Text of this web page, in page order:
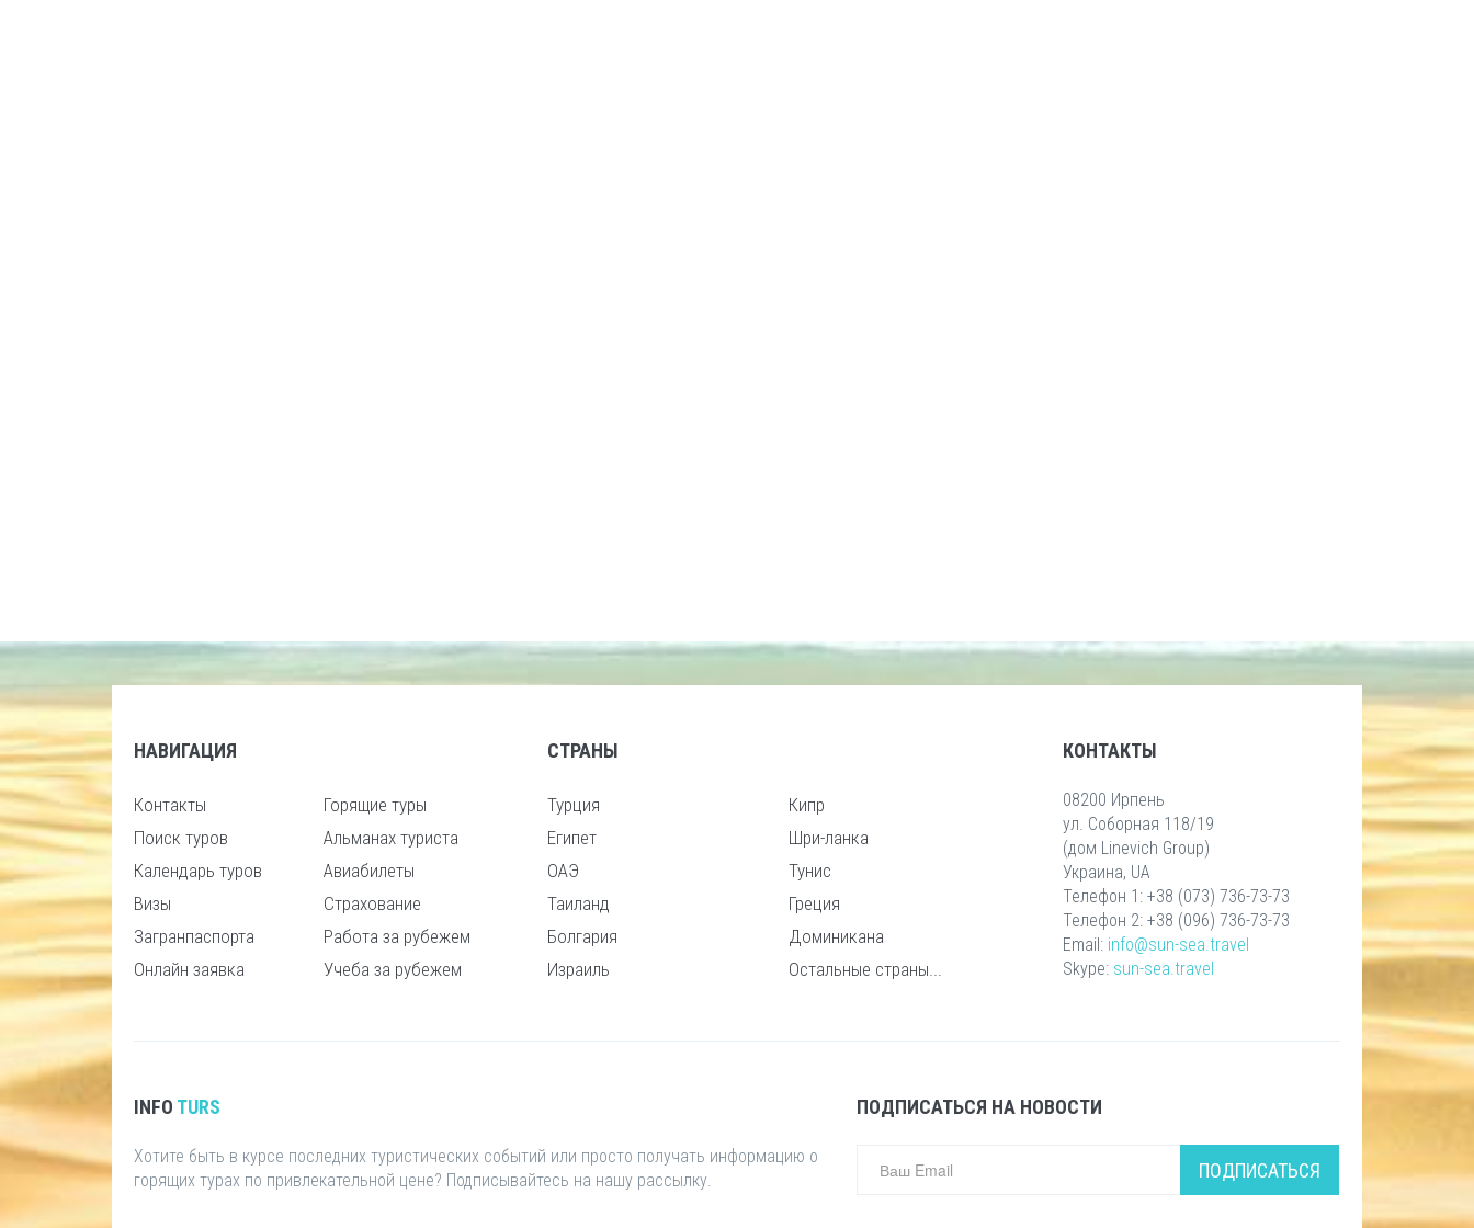
НАВИГАЦИЯ
Контакты
Поиск туров
Календарь туров
Визы
Загранпаспорта
Онлайн заявка
Горящие туры
Альманах туриста
Авиабилеты
Страхование
Работа за рубежем
Учеба за рубежем
СТРАНЫ
Турция
Египет
ОАЭ
Таиланд
Болгария
Израиль
Кипр
Шри-ланка
Тунис
Греция
Доминикана
Остальные страны...
КОНТАКТЫ
08200 Ирпень
ул. Соборная 118/19
(дом Linevich Group)
Украина, UA
Телефон 1: +38 (073) 736-73-73
Телефон 2: +38 (096) 736-73-73
Email: info@sun-sea.travel
Skype: sun-sea.travel
INFO TURS
Хотите быть в курсе последних туристических событий или просто получать информацию о
горящих турах по привлекательной цене? Подписывайтесь на нашу рассылку.
ПОДПИСАТЬСЯ НА НОВОСТИ
ПОДПИСАТЬСЯ